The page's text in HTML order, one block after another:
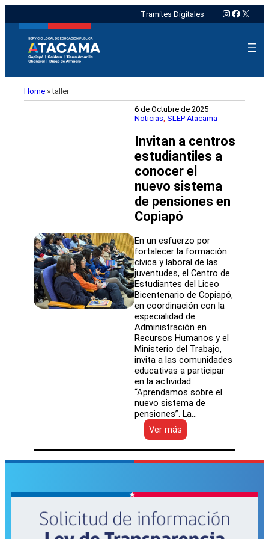
Tramites Digitales Instagram
X
Home »taller
6 de Octubre de 2025
Noticias, SLEP Atacama
Invitan a centros
estudiantiles a
conocer el
nuevo sistema
de pensiones en
Copiapó
En un esfuerzo por
fortalecer la formación
cívica y laboral de las
juventudes, el Centro de
Estudiantes del Liceo
Bicentenario de Copiapó,
en coordinación con la
especialidad de
Administración en
Recursos Humanos y el
Ministerio del Trabajo,
invita a las comunidades
educativas a participar
en la actividad
“Aprendamos sobre el
nuevo sistema de
pensiones”. La…
Ver más
Invitan
a
centros
conocer
nuevo
sistema